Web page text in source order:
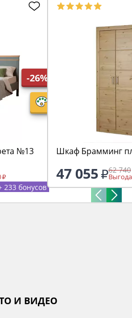
-26%
№13
233 бонусов
Шкаф Брамминг
47 055 62 740
И ВИДЕО